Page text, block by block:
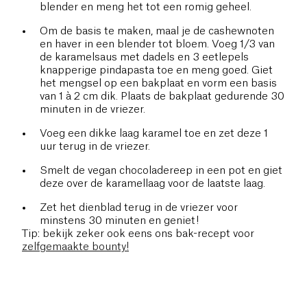
blender en meng het tot een romig geheel.
Om de basis te maken, maal je de cashewnoten
en haver in een blender tot bloem. Voeg 1/3 van
de karamelsaus met dadels en 3 eetlepels
knapperige pindapasta toe en meng goed. Giet
het mengsel op een bakplaat en vorm een basis
van 1 à 2 cm dik. Plaats de bakplaat gedurende 30
minuten in de vriezer.
Voeg een dikke laag karamel toe en zet deze 1
uur terug in de vriezer.
Smelt de vegan chocoladereep in een pot en giet
deze over de karamellaag voor de laatste laag.
Zet het dienblad terug in de vriezer voor
minstens 30 minuten en geniet!
Tip: bekijk zeker ook eens ons bak-recept voor
zelfgemaakte bounty!